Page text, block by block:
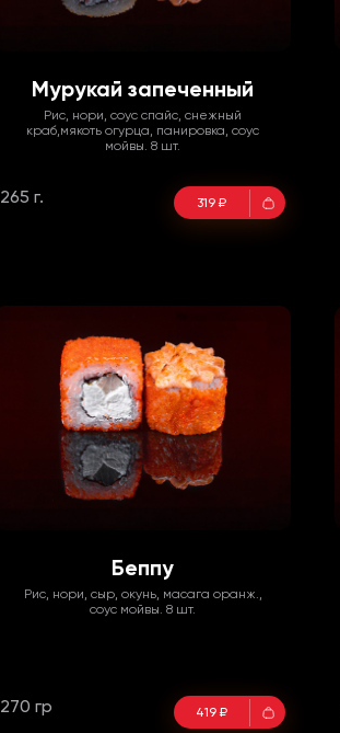
Мурукай запеченный
Рис, нори, соус спайс, снежный
краб,мякоть огурца, панировка, соус
мойвы. 8 шт.
265 г. 319 ₽
Беппу
Рис, нори, сыр, окунь, масага оранж.,
соус мойвы. 8 шт.
270 гр 419 ₽